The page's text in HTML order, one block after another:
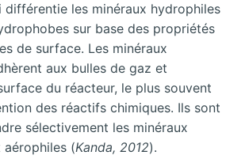
différentie les minéraux hydrophiles
sur base des propriétés
de surface. Les minéraux
aux bulles de gaz et
du réacteur, le plus souvent
des réactifs chimiques. Ils sont
sélectivement les minéraux
(Kanda, 2012).